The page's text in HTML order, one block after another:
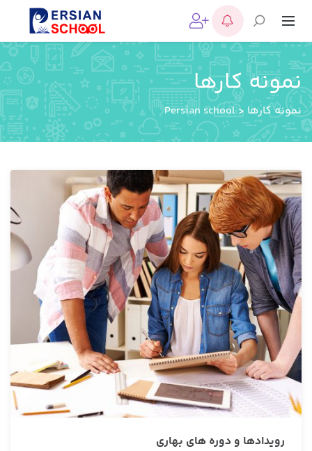
نمونه کارها
Persian school> نمونه کارها
رویدادها و دوره های بهاری